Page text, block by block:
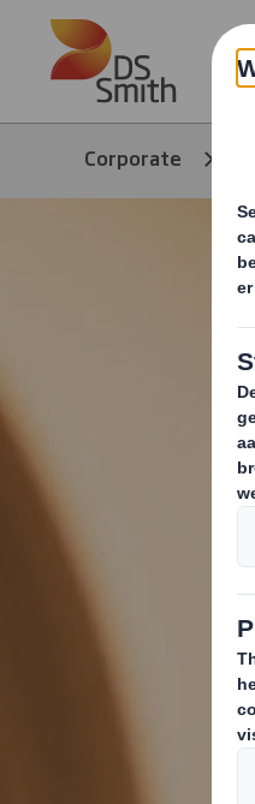
Skip to main content
Corporate